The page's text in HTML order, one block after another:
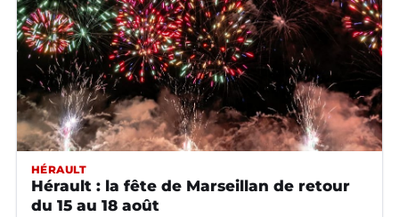
HÉRAULT
Hérault : la fête de Marseillan de retour
du 15 au 18 août